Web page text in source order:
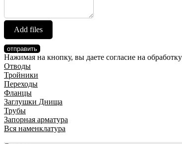
Add files
отправить
Нажимая на кнопку, вы даете согласие на
Отводы
Тройники
Переходы
Фланцы
Заглушки Днища
Трубы
Запорная арматура
Вся наменклатура